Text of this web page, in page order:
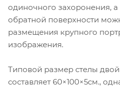
одиночного захоронения,
обратной поверхности
размещения крупного
изображения.
Типовой размер стелы
составляет 60×100×5см.,